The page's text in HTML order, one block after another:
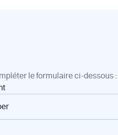
le formulaire ci-dessous :